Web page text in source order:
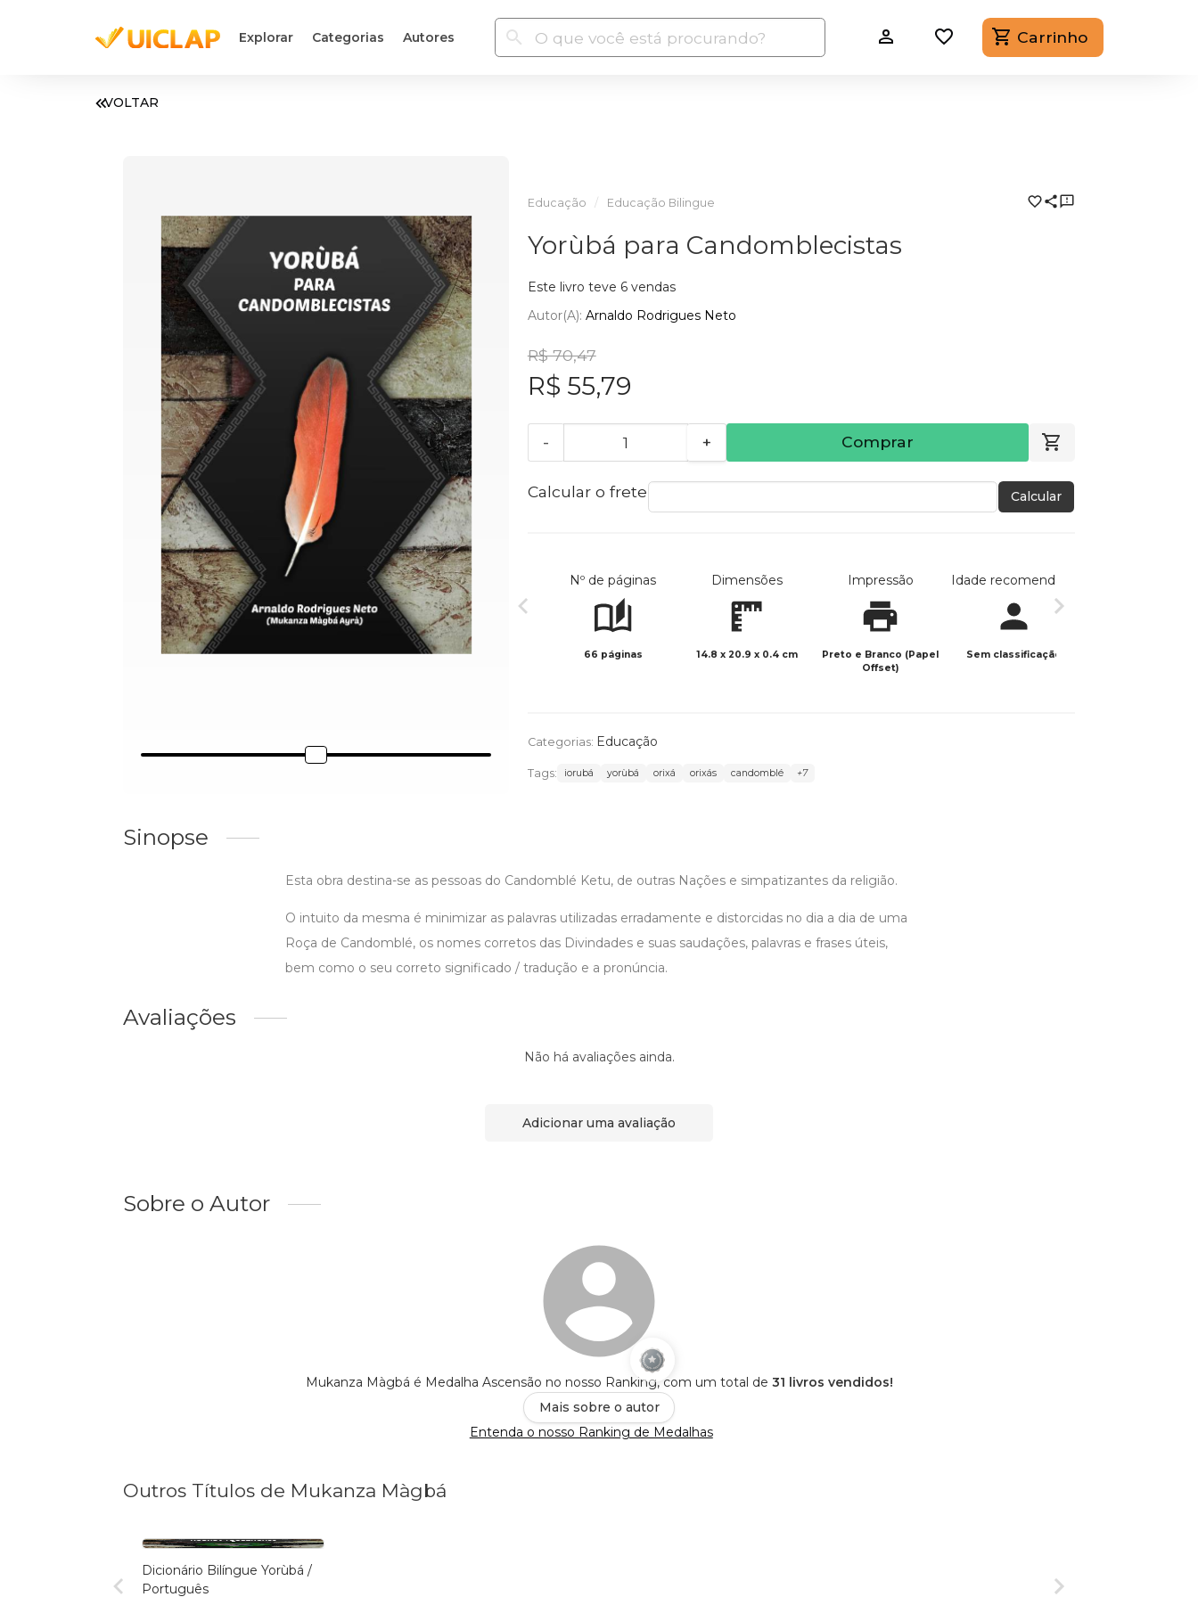
Explorar Categorias Autores Carrinho
VOLTAR
Educação Educação Bilingue
Yorùbá para Candomblecistas
Este livro teve 6 vendas
Autor(a): Arnaldo Rodrigues Neto
R$ 70,47
R$ 55,79
- + Comprar
Calcular o frete Calcular
Nº de páginas
66 páginas
Dimensões
14.8 x 20.9 x 0.4 cm
Impressão
Preto e Branco (Papel
Offset)
Idade recomendada
Sem classificação
Categorias: Educação
Tags: iorubá yorùbá orixá orixás candomblé +7
Sinopse
Esta obra destina-se as pessoas do Candomblé Ketu, de outras Nações e simpatizantes da religião.
O intuito da mesma é minimizar as palavras utilizadas erradamente e distorcidas no dia a dia de uma
Roça de Candomblé, os nomes corretos das Divindades e suas saudações, palavras e frases úteis,
bem como o seu correto significado / tradução e a pronúncia.
Avaliações
Não há avaliações ainda.
Adicionar uma avaliação
Sobre o Autor
Mukanza Màgbá é Medalha Ascensão no nosso Ranking, com um total de 31 livros vendidos!
Mais sobre o autor
Entenda o nosso Ranking de Medalhas
Outros Títulos de Mukanza Màgbá
Dicionário Bilíngue Yorùbá /
Português